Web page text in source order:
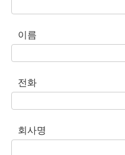
이름
전화
회사명